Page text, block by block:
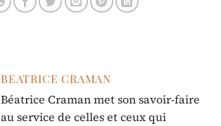
BEATRICE CRAMAN
Béatrice Craman met son savoir-faire
au service de celles et ceux qui